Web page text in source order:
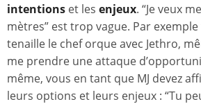
intentions et les enjeux. “Je veux
mètres” est trop vague. Par exemple
tenaille le chef orque avec Jethro,
me prendre une attaque
même, vous en tant que MJ devez
leurs options et leurs enjeux : “Tu